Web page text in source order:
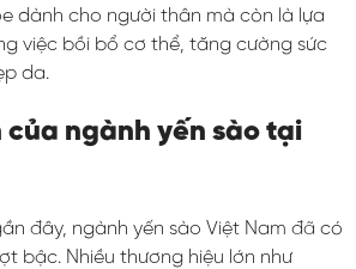
dành cho người thân mà còn là lựa
việc bồi bổ cơ thể, tăng cường sức
da.
ngành yến sào tại
đây, ngành yến sào Việt Nam đã có
bậc. Nhiều thương hiệu lớn như